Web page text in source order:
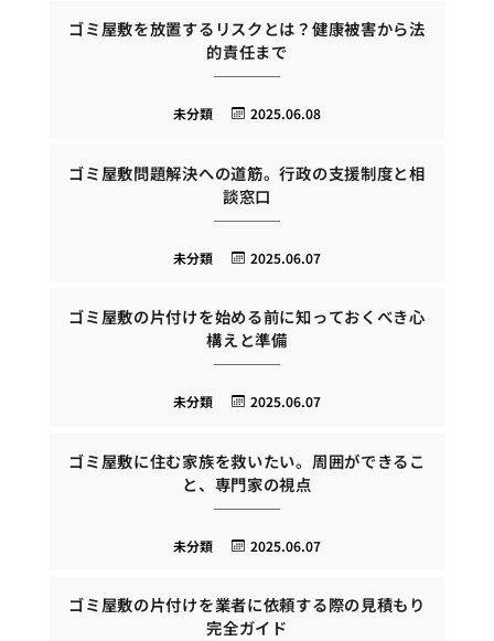
ゴミ屋敷を放置するリスクとは？健康被害から法
的責任まで
2025.06.08
未分類
ゴミ屋敷問題解決への道筋。行政の支援制度と相
談窓口
2025.06.07
未分類
ゴミ屋敷の片付けを始める前に知っておくべき心
構えと準備
2025.06.07
未分類
ゴミ屋敷に住む家族を救いたい。周囲ができるこ
と、専門家の視点
2025.06.07
未分類
ゴミ屋敷の片付けを業者に依頼する際の見積もり
完全ガイド